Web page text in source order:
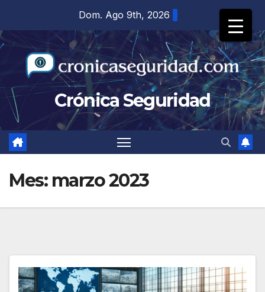
contenido
Dom. Ago 9th, 2026
Crónica Seguridad
Mes: marzo 2023